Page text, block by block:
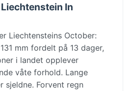
Liechtenstein In
Liechtensteins October:
mm fordelt på 13 dager,
i landet opplever
våte forhold. Lange
sjeldne. Forvent regn